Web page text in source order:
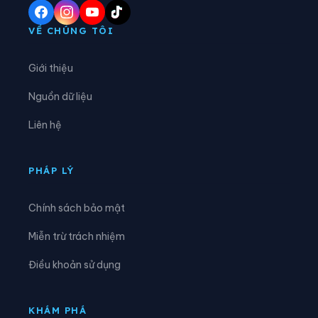
Xã Điền Lư
Xã Hậu Lộc
Xã Hoằng Thanh
VỀ CHÚNG TÔI
Giới thiệu
Nguồn dữ liệu
Liên hệ
PHÁP LÝ
Chính sách bảo mật
Miễn trừ trách nhiệm
Điều khoản sử dụng
KHÁM PHÁ